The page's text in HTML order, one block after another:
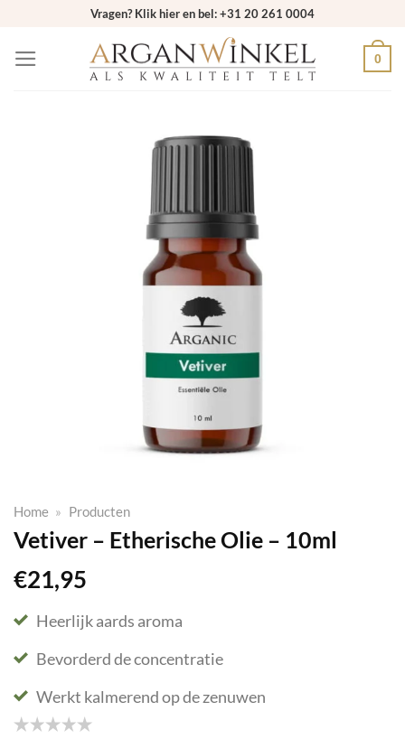
inhoud
Vragen? Klik hier en bel: +31 20 261 0004
0
Home » Producten
Vetiver – Etherische Olie – 10ml
€21,95
Heerlijk aards aroma
Bevorderd de concentratie
Werkt kalmerend op de zenuwen